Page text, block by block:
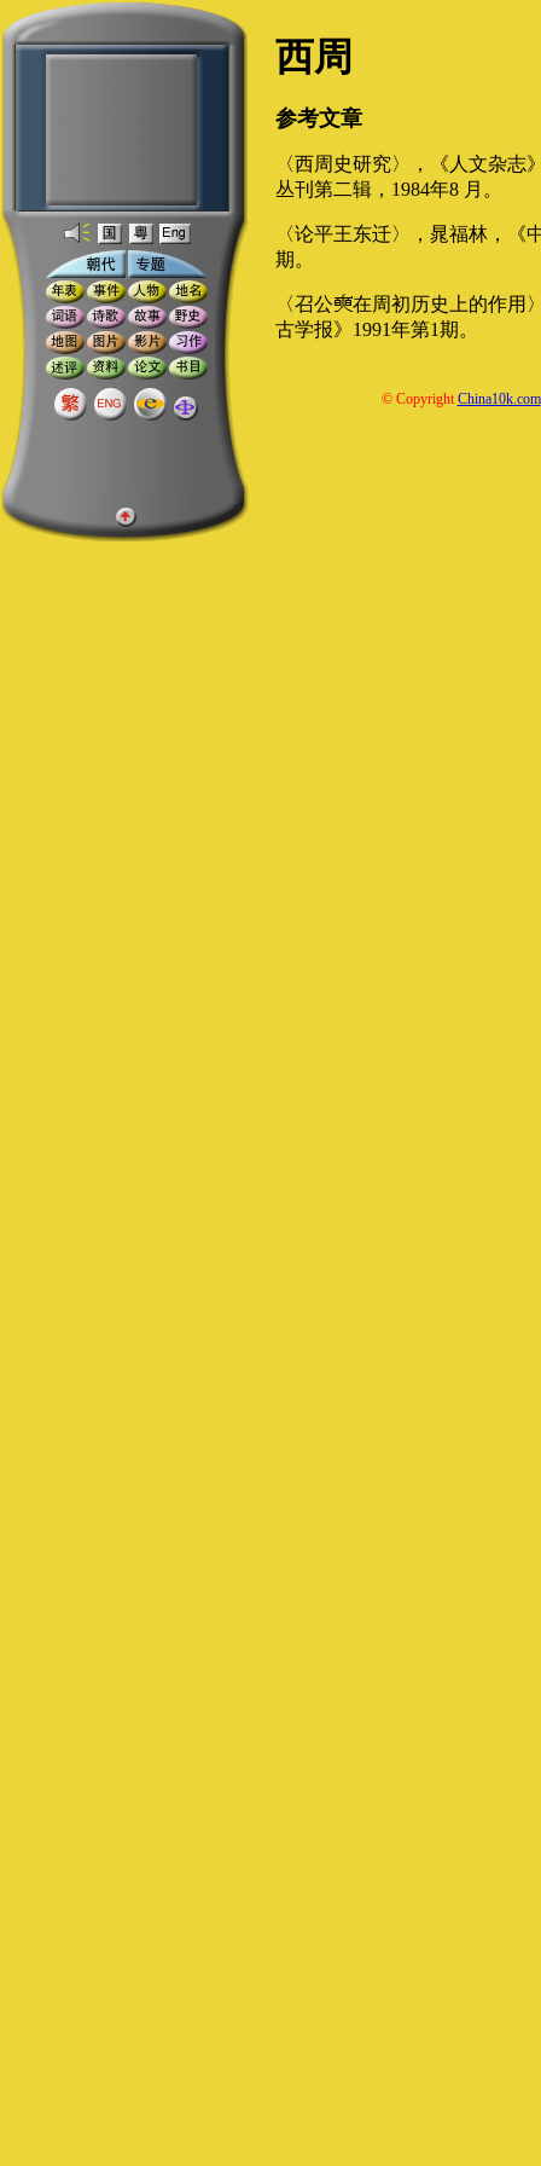
西周
参考文章
〈西周史研究〉，《人文杂志
丛刊第二辑，1984年8 月。
〈论平王东迁〉，晁福林，《
期。
〈召公
在周初历史上的作用
古学报》1991年第1期。
© CopyrightChina10k.com